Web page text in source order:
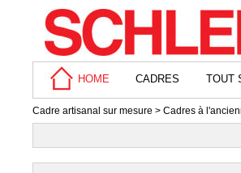
HOME CADRES TOUT
Cadre artisanal sur mesure > Cadres à